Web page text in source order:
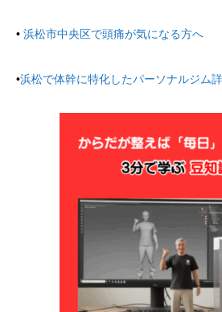
• 浜松市中央区で頭痛が気になる方へ
•浜松で体幹に特化したパーソナルジム